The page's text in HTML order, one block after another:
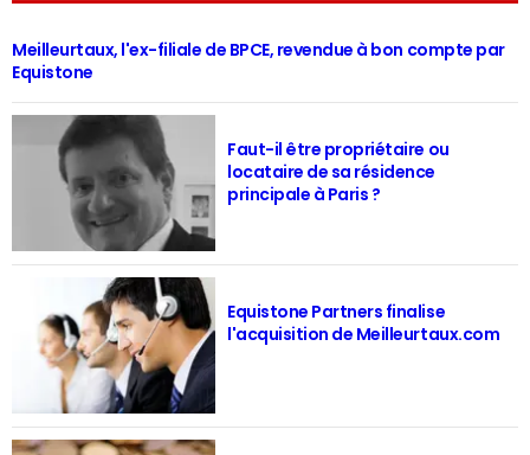
Meilleurtaux, l'ex-filiale de BPCE, revendue à bon compte par
Equistone
Faut-il être propriétaire ou
locataire de sa résidence
principale à Paris ?
Equistone Partners finalise
l'acquisition de Meilleurtaux.com